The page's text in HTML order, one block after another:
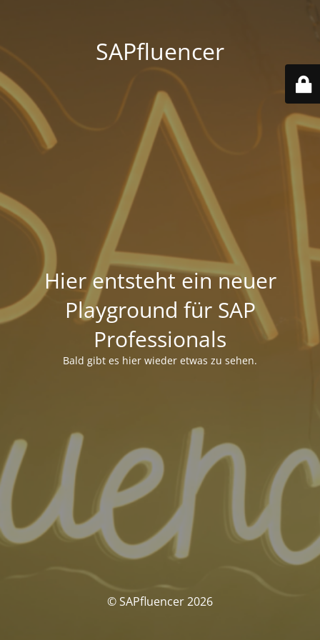
SAPfluencer
Hier entsteht ein neuer
Playground für SAP
Professionals
Bald gibt es hier wieder etwas zu sehen.
© SAPfluencer 2026